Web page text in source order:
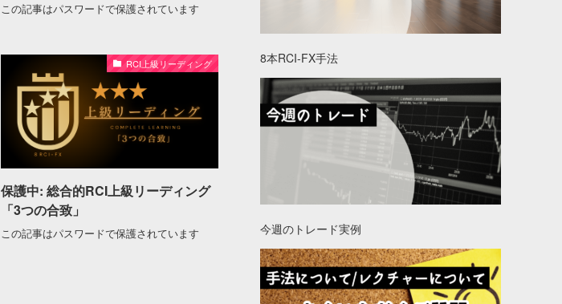
この記事はパスワードで保護されています
RCI上級リーディング
保護中: 総合的RCI上級リーディング
「3つの合致」
この記事はパスワードで保護されています
8本RCI-FX手法
今週のトレード実例